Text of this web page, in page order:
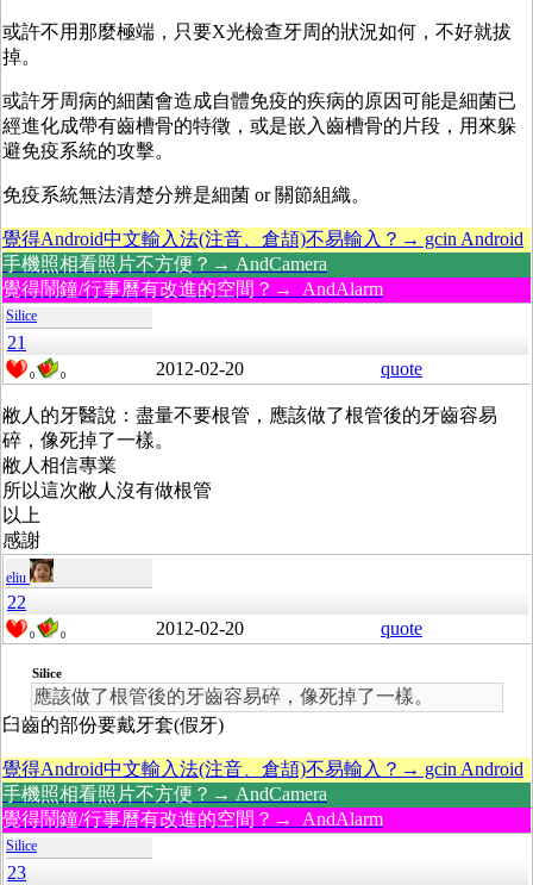
或許不用那麼極端，只要X光檢查牙周的狀況如何，不好就拔
掉。
或許牙周病的細菌會造成自體免疫的疾病的原因可能是細菌已
經進化成帶有齒槽骨的特徵，或是嵌入齒槽骨的片段，用來躲
避免疫系統的攻擊。
免疫系統無法清楚分辨是細菌 or 關節組織。
覺得Android中文輸入法(注音、倉頡)不易輸入？→ gcin Android
手機照相看照片不方便？→ AndCamera
覺得鬧鐘/行事曆有改進的空間？→ AndAlarm
Silice
21
0 0 2012-02-20 quote
敝人的牙醫說：盡量不要根管，應該做了根管後的牙齒容易
碎，像死掉了一樣。
敝人相信專業
所以這次敝人沒有做根管
以上
感謝
eliu
22
0 0 2012-02-20 quote
Silice
應該做了根管後的牙齒容易碎，像死掉了一樣。
臼齒的部份要戴牙套(假牙)
覺得Android中文輸入法(注音、倉頡)不易輸入？→ gcin Android
手機照相看照片不方便？→ AndCamera
覺得鬧鐘/行事曆有改進的空間？→ AndAlarm
Silice
23